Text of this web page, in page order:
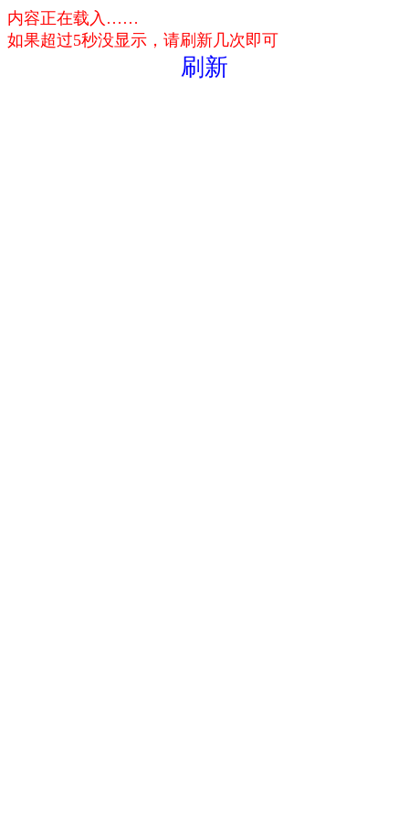
内容正在载入……
如果超过5秒没显示，请刷新几次即可
刷新